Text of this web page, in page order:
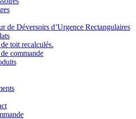
de Déversoirs d’Urgence Rectangulaires
toit recalculés.
commande